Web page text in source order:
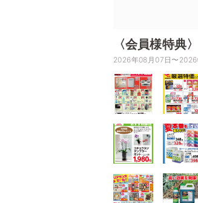
〈会員様特典
2026年08月07日〜